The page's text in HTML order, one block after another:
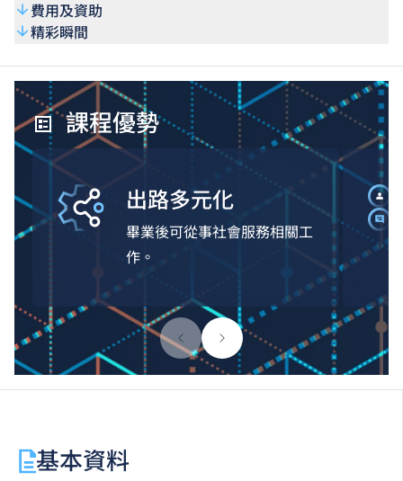
費用及資助
精彩瞬間
課程優勢
出路多元化
畢業後可從事社會服務相關工
作。
基本資料